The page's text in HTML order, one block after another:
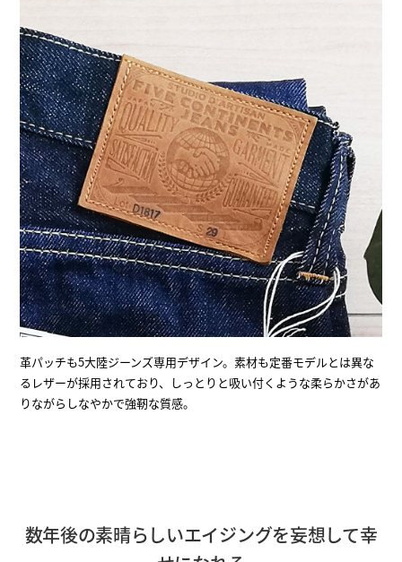
革パッチも5大陸ジーンズ専用デザイン。素材も定番モデルとは異な
るレザーが採用されており、しっとりと吸い付くような柔らかさがあ
りながらしなやかで強靭な質感。
数年後の素晴らしいエイジングを妄想して幸